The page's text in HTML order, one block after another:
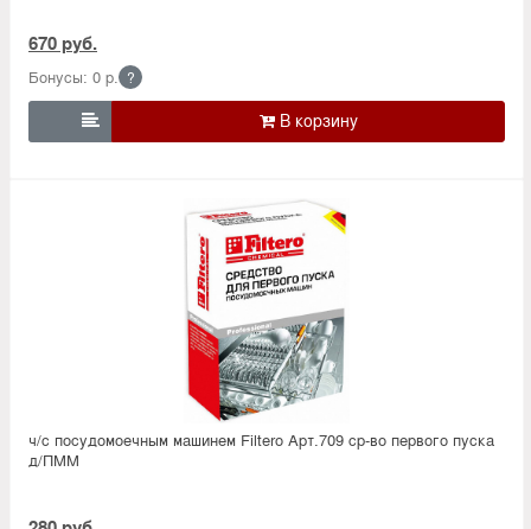
670 руб.
Бонусы: 0 р. ?

ч/с посудомоечным машинем Filtero Арт.709 ср-во первого пуска
д/ПММ